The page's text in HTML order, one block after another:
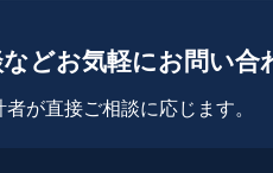
どお気軽にお問い合
が直接ご相談に応じます。